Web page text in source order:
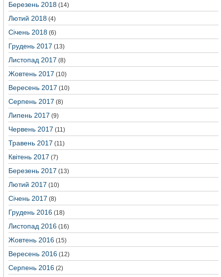
Березень 2018 (14)
Лютий 2018 (4)
Січень 2018 (6)
Грудень 2017 (13)
Листопад 2017 (8)
Жовтень 2017 (10)
Вересень 2017 (10)
Серпень 2017 (8)
Липень 2017 (9)
Червень 2017 (11)
Травень 2017 (11)
Квітень 2017 (7)
Березень 2017 (13)
Лютий 2017 (10)
Січень 2017 (8)
Грудень 2016 (18)
Листопад 2016 (16)
Жовтень 2016 (15)
Вересень 2016 (12)
Серпень 2016 (2)